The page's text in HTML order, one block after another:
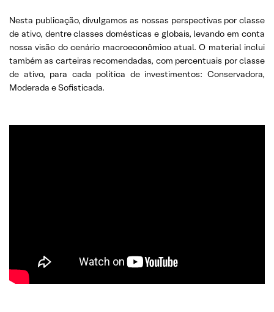
Nesta publicação, divulgamos as nossas perspectivas por classe
de ativo, dentre classes domésticas e globais, levando em conta
nossa visão do cenário macroeconômico atual. O material inclui
também as carteiras recomendadas, com percentuais por classe
de ativo, para cada política de investimentos: Conservadora,
Moderada e Sofisticada.